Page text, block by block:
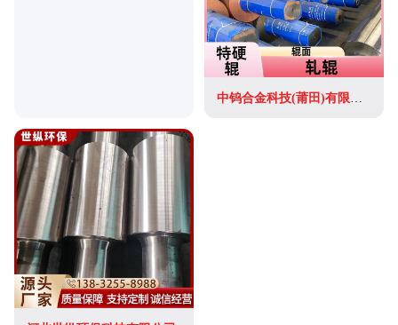
中钨合金科技(莆田)有限公司